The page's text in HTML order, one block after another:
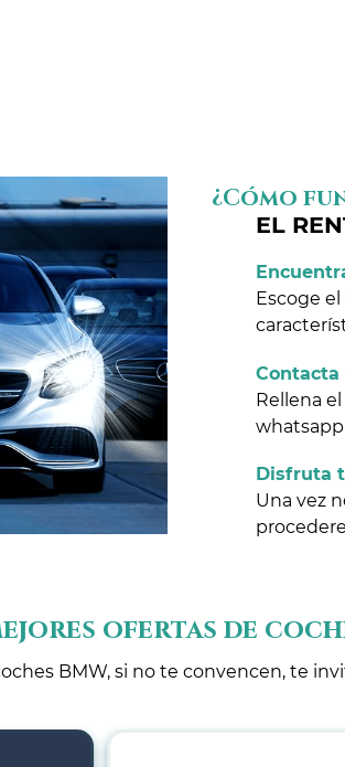
¿Cómo
EL
Escoge
Contacta
Rellena
Disfruta
Una vez
ofertas de
BMW, si no te convencen, te